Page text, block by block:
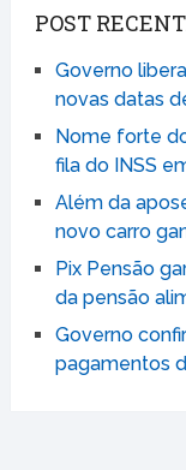
POST
Governo
novas datas
Nome forte
fila do INSS
Além da
novo carro
Pix Pensão
da pensão
Governo
pagamentos